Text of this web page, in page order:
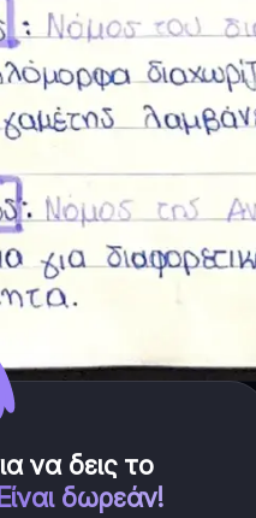
να δεις το
Είναι δωρεάν!